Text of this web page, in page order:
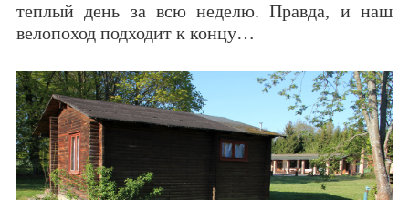
теплый день за всю неделю. Правда, и наш
велопоход подходит к концу…